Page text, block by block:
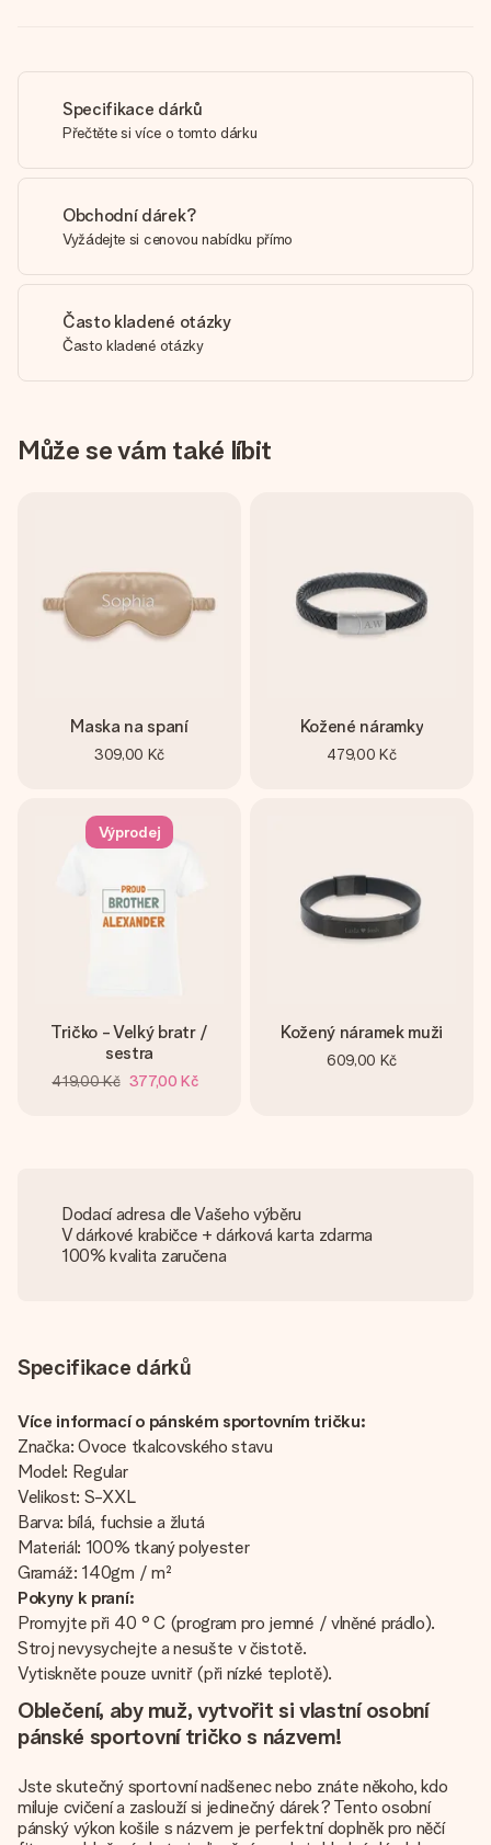
Specifikace dárků
Přečtěte si více o tomto dárku
Obchodní dárek?
Vyžádejte si cenovou nabídku přímo
Často kladené otázky
Často kladené otázky
Může se vám také líbit
Maska na spaní
309,00 Kč
Kožené náramky
479,00 Kč
Výprodej
Tričko - Velký bratr /
sestra
419,00 Kč 377,00 Kč
Kožený náramek muži
609,00 Kč
Dodací adresa dle Vašeho výběru
V dárkové krabičce + dárková karta zdarma
100% kvalita zaručena
Specifikace dárků
Více informací o pánském sportovním tričku:
Značka: Ovoce tkalcovského stavu
Model: Regular
Velikost: S-XXL
Barva: bílá, fuchsie a žlutá
Materiál: 100% tkaný polyester
Gramáž: 140gm / m²
Pokyny k praní:
Promyjte při 40 ° C (program pro jemné / vlněné prádlo).
Stroj nevysychejte a nesušte v čistotě.
Vytiskněte pouze uvnitř (při nízké teplotě).
Oblečení, aby muž, vytvořit si vlastní osobní
pánské sportovní tričko s názvem!
Jste skutečný sportovní nadšenec nebo znáte někoho, kdo
miluje cvičení a zaslouží si jedinečný dárek? Tento osobní
pánský výkon košile s názvem je perfektní doplněk pro něčí